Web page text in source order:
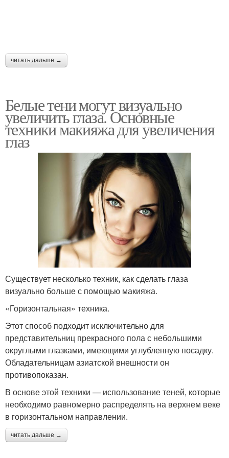
читать дальше →
Белые тени могут визуально
увеличить глаза. Основные
техники макияжа для увеличения
глаз
Существует несколько техник, как сделать глаза
визуально больше с помощью макияжа.
«Горизонтальная» техника.
Этот способ подходит исключительно для
представительниц прекрасного пола с небольшими
округлыми глазками, имеющими углубленную посадку.
Обладательницам азиатской внешности он
противопоказан.
В основе этой техники — использование теней, которые
необходимо равномерно распределять на верхнем веке
в горизонтальном направлении.
читать дальше →